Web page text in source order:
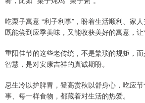
吃栗子寓意 “利子利事”，盼着生活顺利、家
既能尝到应季美味，又能收获美好的寓意，让
重阳佳节的这些老传统，不是繁琐的规矩，
智慧，是对安康吉祥的真诚期盼。
忌生冷以护脾胃，登高赏秋以舒身心，吃应
事、每一样食物，都藏着对生活的热爱。